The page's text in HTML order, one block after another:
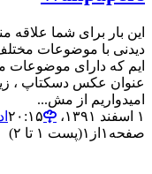
دیدنی با موضوعات
ایم که دارای موضوعات
عنوان عکس دسکتاپ ،
امیدواریم از مش...
۱ اسفند ۱۳۹۱،‏ ۲۰:۱۵
صفحه ۱ از ۱(پست ۱ تا ۲)